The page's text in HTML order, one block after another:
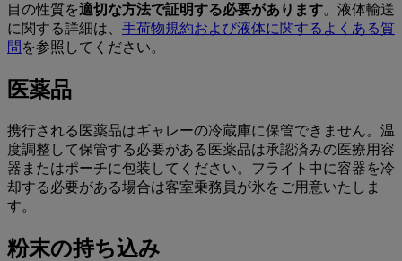
目の性質を適切な方法で証明する必要があります。液体輸送
に関する詳細は、 手荷物規約および液体に関するよくある質
問 を参照してください。
医薬品
携行される医薬品はギャレーの冷蔵庫に保管できません。温
度調整して保管する必要がある医薬品は承認済みの医療用容
器またはポーチに包装してください。フライト中に容器を冷
却する必要がある場合は客室乗務員が氷をご用意いたしま
す。
粉末の持ち込み